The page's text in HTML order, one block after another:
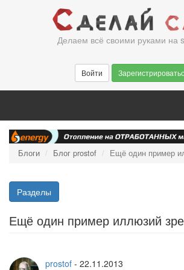
Делаем всё своими руками на
Войти
Блоги Блог prostof Ещё один пример
Разделы
Ещё один пример иллюзий
prostof - 22.11.2013